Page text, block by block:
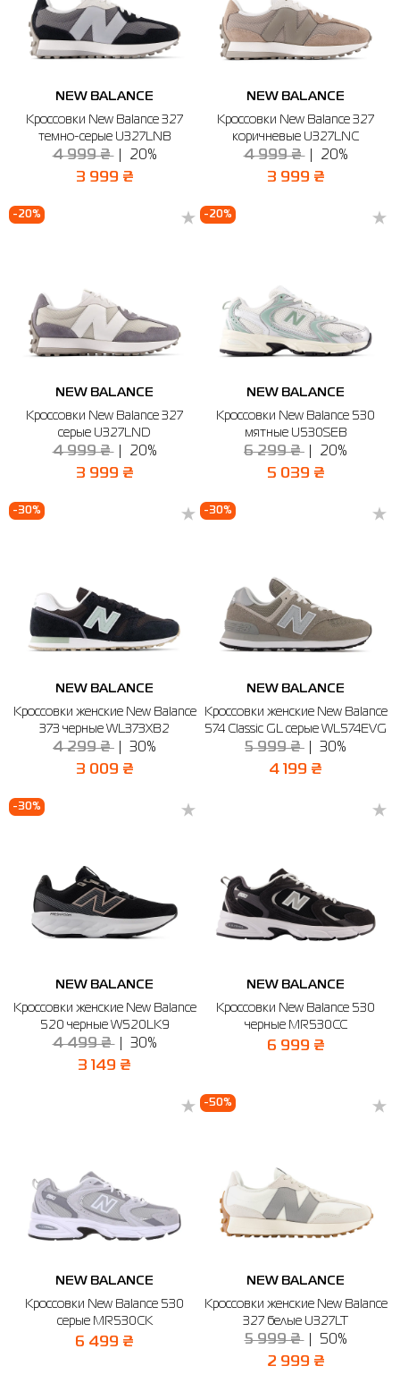
NEW BALANCE
Кроссовки New Balance 327
темно-серые U327LNB
4 999 ₴ 20%
3 999 ₴
NEW BALANCE
Кроссовки New Balance 327
коричневые U327LNC
4 999 ₴ 20%
3 999 ₴
-20%
NEW BALANCE
Кроссовки New Balance 327
серые U327LND
4 999 ₴ 20%
3 999 ₴
-20%
NEW BALANCE
Кроссовки New Balance 530
мятные U530SEB
6 299 ₴ 20%
5 039 ₴
-30%
NEW BALANCE
Кроссовки женские New Balance
373 черные WL373XB2
4 299 ₴ 30%
3 009 ₴
-30%
NEW BALANCE
Кроссовки женские New Balance
574 Classic GL серые WL574EVG
5 999 ₴ 30%
4 199 ₴
-30%
NEW BALANCE
Кроссовки женские New Balance
520 черные W520LK9
4 499 ₴ 30%
3 149 ₴
NEW BALANCE
Кроссовки New Balance 530
черные MR530CC
6 999 ₴
NEW BALANCE
Кроссовки New Balance 530
серые MR530CK
6 499 ₴
-50%
NEW BALANCE
Кроссовки женские New Balance
327 белые U327LT
5 999 ₴ 50%
2 999 ₴